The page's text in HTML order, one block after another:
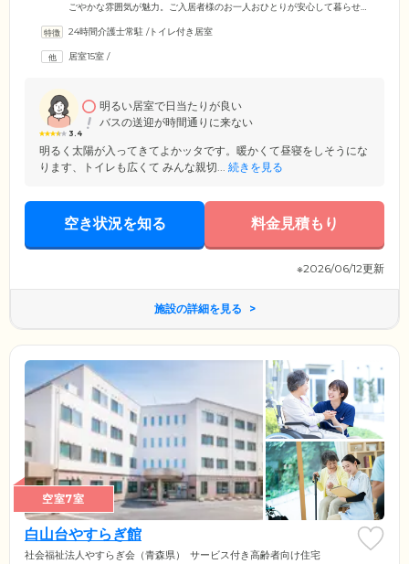
ごやかな雰囲気が魅力。ご入居者様のお一人おひとりが安心して暮らせ
す。ご入居者様の生活の拠点となるお部屋は、全室個室のプライベート
えることなく、思いおもいにお過ごしいただけます。自由で快適な住ま
24時間介護士常駐 /トイレ付き居室
居室15室 /
3.4
明るい居室で日当たりが良い
バスの送迎が時間通りに来ない
明るく太陽が入ってきてよかッタです。暖かくて昼寝をしそうにな
ります、トイレも広くて みんな親切... 続きを見る
空き状況を知る 料金見積もり
※2026/06/12更新
施設の詳細を見る
空室7室
白山台やすらぎ館
社会福祉法人やすらぎ会（青森県） サービス付き高齢者向け住宅